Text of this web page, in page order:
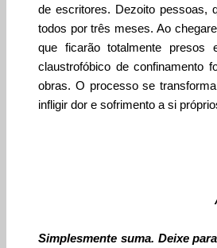
de escritores. Dezoito pessoas,
todos por três meses. Ao
que ficarão totalmente
claustrofóbico de confinamento
obras. O processo se
infligir dor e sofrimento a si
Simplesmente suma. Deixe